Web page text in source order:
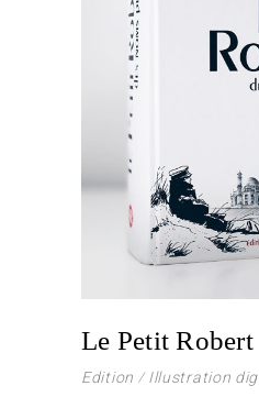
Le Petit Robert
Edition Illustration